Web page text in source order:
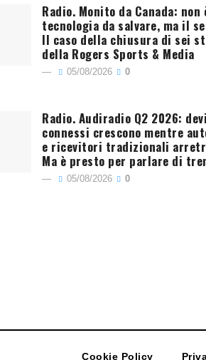
Radio. Monito da Canada: non
tecnologia da salvare, ma il
Il caso della chiusura di sei
della Rogers Sports & Media
05/08/2026 0
Radio. Audiradio Q2 2026:
connessi crescono mentre
e ricevitori tradizionali
Ma è presto per parlare di
05/08/2026 0
Cookie Policy